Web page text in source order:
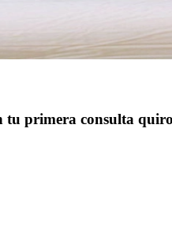
tu primera consulta